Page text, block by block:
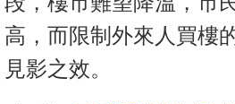
高，而限制外來人買樓
見影之效。